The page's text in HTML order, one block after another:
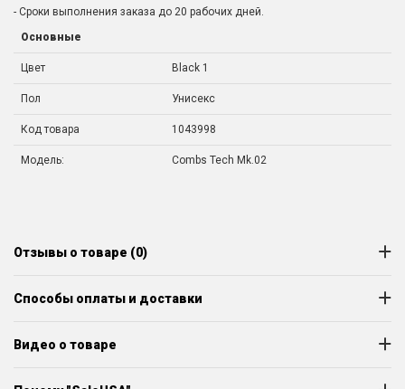
- Сроки выполнения заказа до 20 рабочих дней.
Основные
Цвет Black 1
Пол Унисекс
Код товара 1043998
Модель: Combs Tech Mk.02
Отзывы о товаре (0)
Способы оплаты и доставки
Видео о товаре